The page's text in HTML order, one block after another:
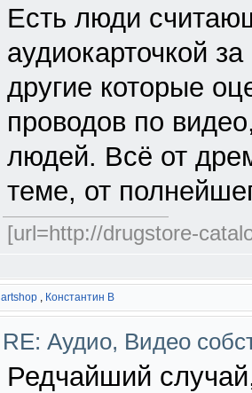
Есть люди
аудиокарточкой
другие которые
проводов по
людей. Всё от
теме, от
[url=http://drugstore-
artshop , Константин В
RE: Аудио, Видео
Редчайший